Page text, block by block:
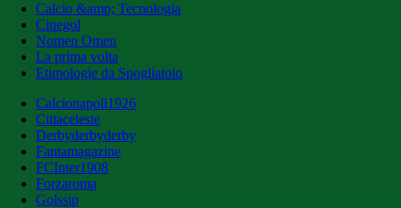
Calcio &amp; Tecnologia
Cinegol
Nomen Omen
La prima volta
Etimologie da Spogliatoio
Calcionapoli1926
Cittaceleste
Derbyderbyderby
Fantamagazine
FCInter1908
Forzaroma
Golssip